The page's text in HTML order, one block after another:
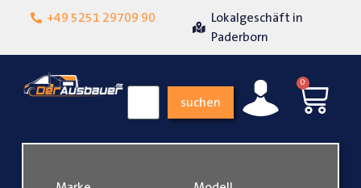
+49 5251 29709 90
Lokalgeschäft in
suchen
0